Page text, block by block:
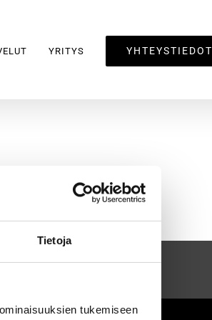
Tietoja
tukemiseen
YRITYS YHTEYSTIEDOT